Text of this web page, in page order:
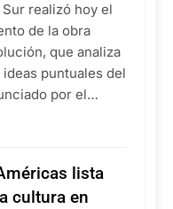
realizó hoy el
de la obra
que analiza
ideas puntuales del
por el…
lista
cultura en